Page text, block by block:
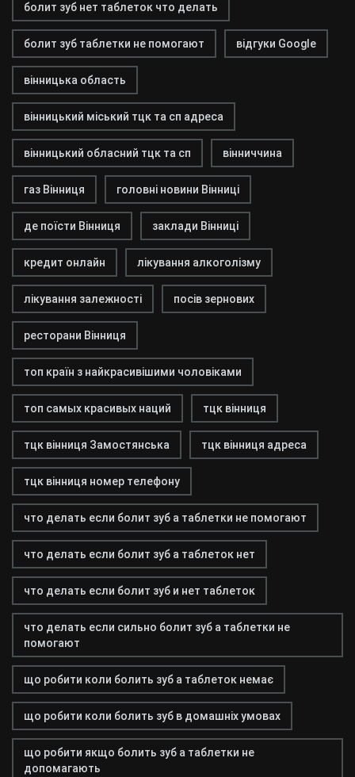
болит зуб нет таблеток что делать
болит зуб таблетки не помогают відгуки Google
вінницька область
вінницький міський тцк та сп адреса
вінницький обласний тцк та сп вінниччина
газ Вінниця головні новини Вінниці
де поїсти Вінниця заклади Вінниці
кредит онлайн лікування алкоголізму
лікування залежності посів зернових
ресторани Вінниця
топ країн з найкрасивішими чоловіками
топ самых красивых наций тцк вінниця
тцк вінниця Замостянська тцк вінниця адреса
тцк вінниця номер телефону
что делать если болит зуб а таблетки не помогают
что делать если болит зуб а таблеток нет
что делать если болит зуб и нет таблеток
что делать если сильно болит зуб а таблетки не
помогают
що робити коли болить зуб а таблеток немає
що робити коли болить зуб в домашніх умовах
що робити якщо болить зуб а таблетки не
допомагають